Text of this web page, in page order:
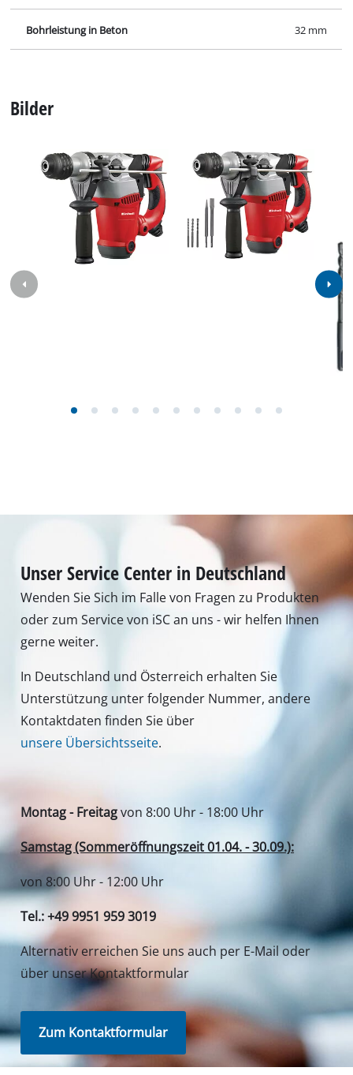
Bohrleistung in Beton 32 mm
Bilder
Unser Service Center in Deutschland
Wenden Sie Sich im Falle von Fragen zu Produkten
oder zum Service von iSC an uns - wir helfen Ihnen
gerne weiter.
In Deutschland und Österreich erhalten Sie
Unterstützung unter folgender Nummer, andere
Kontaktdaten finden Sie über
unsere Übersichtsseite.
Montag - Freitagvon 8:00 Uhr - 18:00 Uhr
Samstag (Sommeröffnungszeit 01.04. - 30.09.):
von 8:00 Uhr - 12:00 Uhr
Tel.: +49 9951 959 3019
Alternativ erreichen Sie uns auch per E-Mail oder
über unser Kontaktformular
Zum Kontaktformular